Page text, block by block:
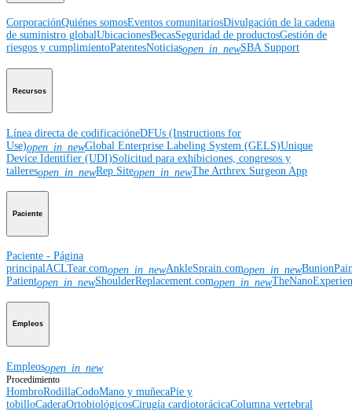
CorporaciónQuiénes somosEventos comunitariosDivulgación de la cadena
de suministro globalUbicacionesBecasSeguridad de productosGestión de
riesgos y cumplimientoPatentesNoticiasopen_in_newSBA Support
Recursos
Línea directa de codificacióneDFUs (Instructions for
Use)open_in_newGlobal Enterprise Labeling System (GELS)Unique
Device Identifier (UDI)Solicitud para exhibiciones, congresos y
talleresopen_in_newRep Siteopen_in_newThe Arthrex Surgeon App
Paciente
Paciente - Página
principalACLTear.comopen_in_newAnkleSprain.comopen_in_new
Patientopen_in_newShoulderReplacement.comopen_in_new
Empleos
Empleosopen_in_new
Procedimiento
HombroRodillaCodoMano y muñecaPie y
tobilloCaderaOrtobiológicosCirugía cardiotorácicaColumna vertebral